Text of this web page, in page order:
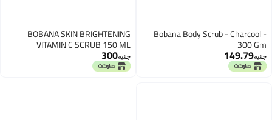
Bobana Body Scrub - Charcool -
300 Gm
جنيه149.79
BOBANA SKIN BRIGHTENING
VITAMIN C SCRUB 150 ML
جنيه300